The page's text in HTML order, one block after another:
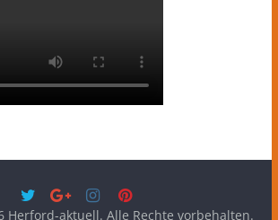
Herford-aktuell. Alle Rechte vorbehalten.